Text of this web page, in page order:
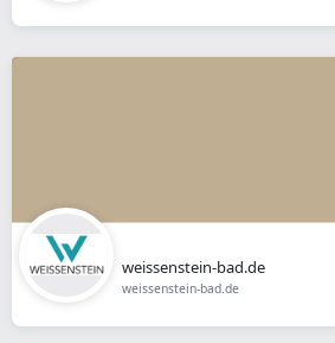
weissenstein-bad.de
weissenstein-bad.de